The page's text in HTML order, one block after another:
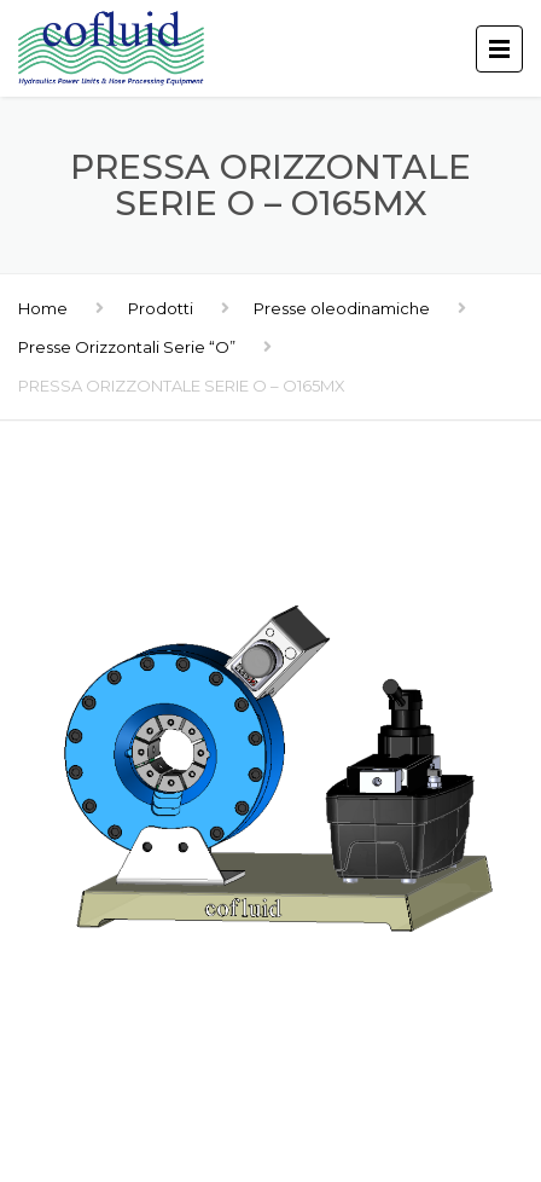
PRESSA ORIZZONTALE
SERIE O – O165MX
Home Prodotti
Presse oleodinamiche
Presse Orizzontali Serie “O”
PRESSA ORIZZONTALE SERIE O – O165MX